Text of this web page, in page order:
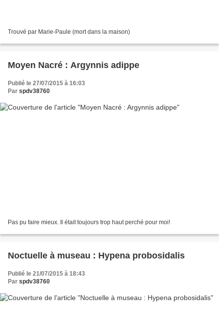
Trouvé par Marie-Paule (mort dans la maison)
Moyen Nacré : Argynnis adippe
Publié le 27/07/2015 à 16:03
Par spdv38760
Pas pu faire mieux. Il était toujours trop haut perché pour moi!
Noctuelle à museau : Hypena probosidalis
Publié le 21/07/2015 à 18:43
Par spdv38760